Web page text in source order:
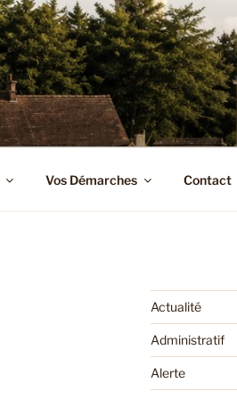
Vos Démarches Contact
Actualité
Administratif
Alerte